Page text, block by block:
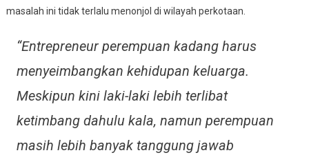
masalah ini tidak terlalu menonjol di wilayah perkotaan.
“Entrepreneur perempuan kadang harus
menyeimbangkan kehidupan keluarga.
Meskipun kini laki-laki lebih terlibat
ketimbang dahulu kala, namun perempuan
masih lebih banyak tanggung jawab